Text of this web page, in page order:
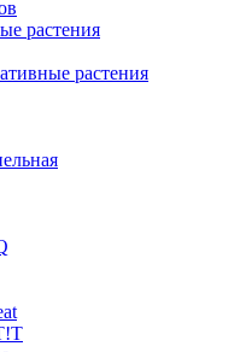
растения
растения